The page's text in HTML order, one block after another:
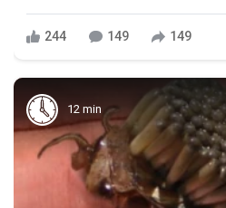
244 149 149
12 min